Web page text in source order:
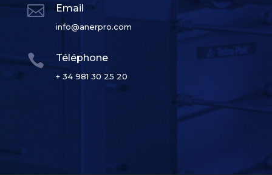
 Email
info@anerpro.com
 Téléphone
+ 34 981 30 25 20